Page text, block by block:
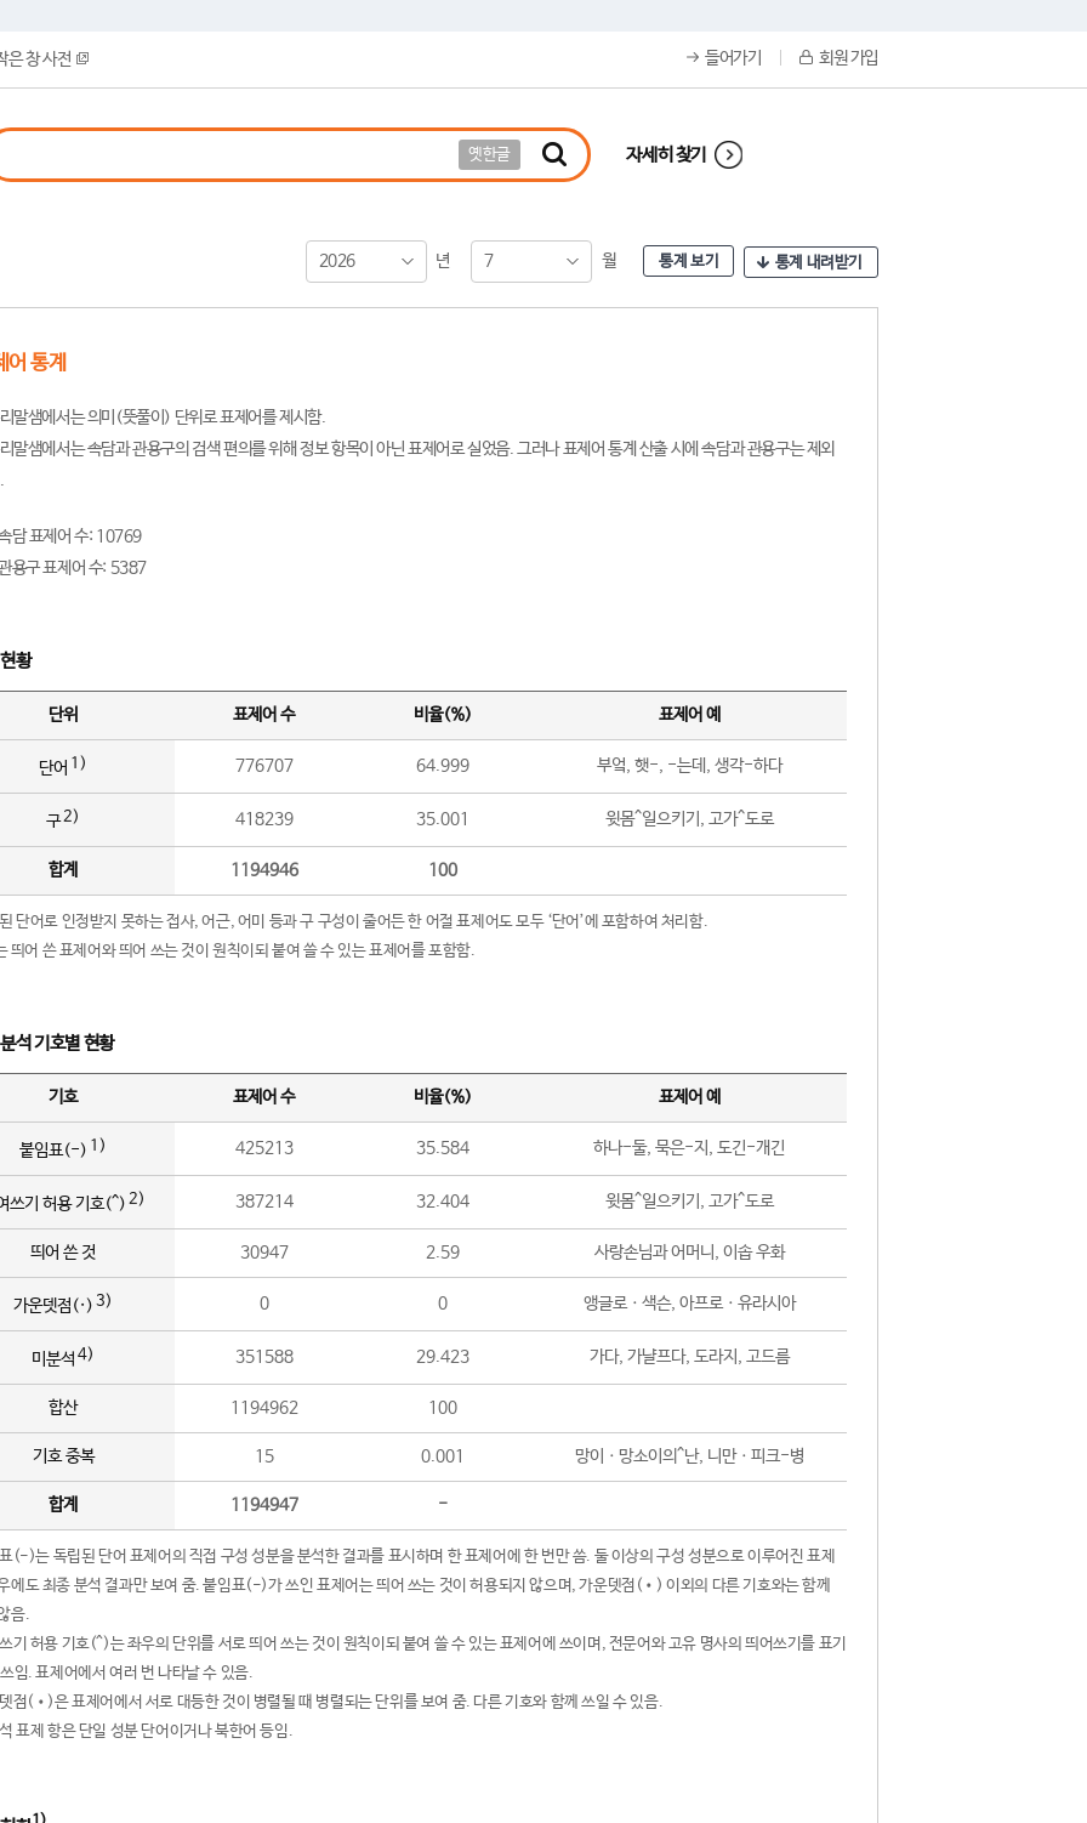
은 창 사전 들어가기 회원 가입
옛한글 자세히 찾기
2026 년 7 월 통계 보기 통계 내려받기
어 통계
말샘에서는 의미(뜻풀이) 단위로 표제어를 제시함.
말샘에서는 속담과 관용구의 검색 편의를 위해 정보 항목이 아닌 표제어로 실었음. 그러나 표제어 통계 산출 시에 속담과 관용구는 제외
담 표제어 수: 10769
용구 표제어 수: 5387
황
단위 표제어 수 비율(%) 표제어 예
단어 1) 776707 64.999 부엌, 햇-, -는데, 생각-하다
구2) 418239 35.001 윗몸^일으키기, 고가^도로
합계 1194946 100
단어로 인정받지 못하는 접사, 어근, 어미 등과 구 구성이 줄어든 한 어절 표제어도 모두 ‘단어’에 포함하여 처리함.
띄어 쓴 표제어와 띄어 쓰는 것이 원칙이되 붙여 쓸 수 있는 표제어를 포함함.
석 기호별 현황
기호 표제어 수 비율(%) 표제어 예
붙임표(-) 1) 425213 35.584 하나-둘, 묵은-지, 도긴-개긴
쓰기 허용 기호(^) 2) 387214 32.404 윗몸^일으키기, 고가^도로
띄어 쓴 것 30947 2.59 사랑손님과 어머니, 이솝 우화
가운뎃점(·) 3) 0 0 앵글로ㆍ색슨, 아프로ㆍ유라시아
미분석 4) 351588 29.423 가다, 가냘프다, 도라지, 고드름
합산 1194962 100
기호 중복 15 0.001 망이ㆍ망소이의^난, 니만ㆍ피크-병
합계 1194947 -
(-)는 독립된 단어 표제어의 직접 구성 성분을 분석한 결과를 표시하며 한 표제어에 한 번만 씀. 둘 이상의 구성 성분으로 이루어진 표제
에도 최종 분석 결과만 보여 줌. 붙임표(-)가 쓰인 표제어는 띄어 쓰는 것이 허용되지 않으며, 가운뎃점(•) 이외의 다른 기호와는 함께
음.
기 허용 기호(^)는 좌우의 단위를 서로 띄어 쓰는 것이 원칙이되 붙여 쓸 수 있는 표제어에 쓰이며, 전문어와 고유 명사의 띄어쓰기를 표기
임. 표제어에서 여러 번 나타날 수 있음.
점(•)은 표제어에서 서로 대등한 것이 병렬될 때 병렬되는 단위를 보여 줌. 다른 기호와 함께 쓰일 수 있음.
표제 항은 단일 성분 단어이거나 북한어 등임.